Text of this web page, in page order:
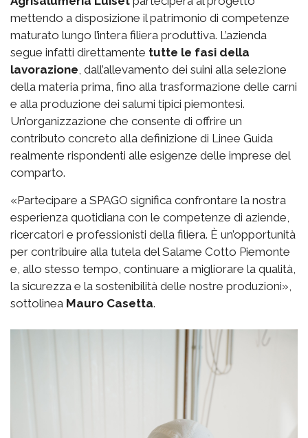
mettendo a disposizione il patrimonio di competenze
maturato lungo l’intera filiera produttiva. L’azienda
segue infatti direttamente tutte le fasi della
lavorazione , dall’allevamento dei suini alla selezione
della materia prima, fino alla trasformazione delle carni
e alla produzione dei salumi tipici piemontesi.
Un’organizzazione che consente di offrire un
contributo concreto alla definizione di Linee Guida
realmente rispondenti alle esigenze delle imprese del
comparto.
«Partecipare a SPAGO significa confrontare la nostra
esperienza quotidiana con le competenze di aziende,
ricercatori e professionisti della filiera. È un’opportunità
per contribuire alla tutela del Salame Cotto Piemonte
e, allo stesso tempo, continuare a migliorare la qualità,
la sicurezza e la sostenibilità delle nostre produzioni»,
sottolinea Mauro Casetta.